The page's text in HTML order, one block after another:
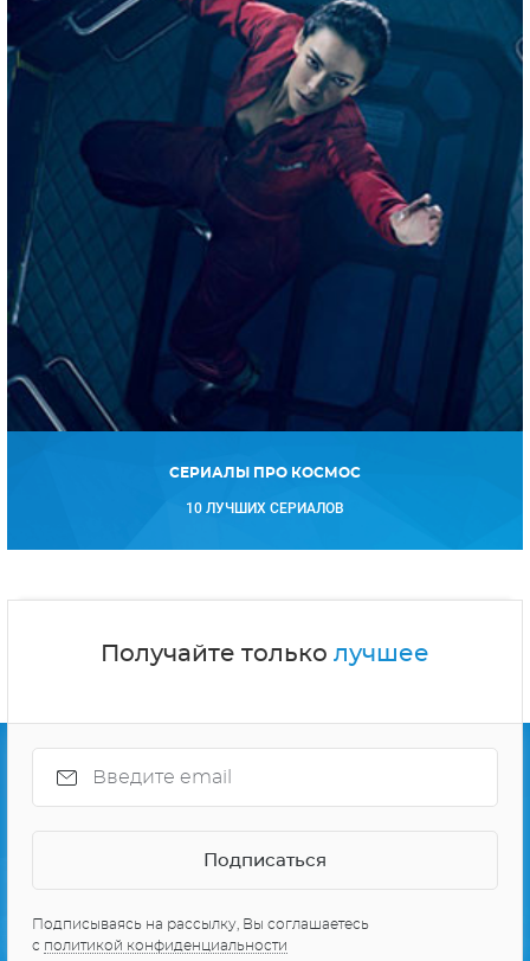
СЕРИАЛЫ ПРО КОСМОС
10 ЛУЧШИХ СЕРИАЛОВ
Получайте только лучшее
Подписываясь на рассылку, Вы соглашаетесь
с политикой конфиденциальности